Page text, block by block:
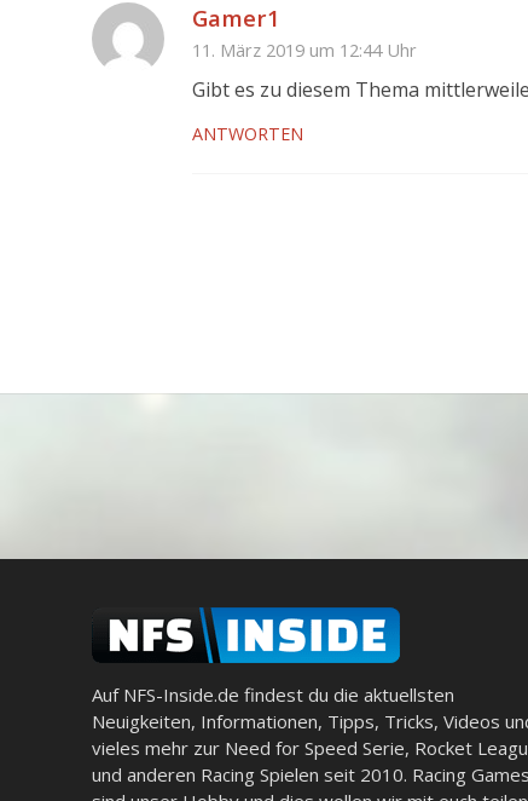
Gamer1
11. März 2019 um 12:44 Uhr
Gibt es zu diesem Thema
ANTWORTEN
Auf NFS-Inside.de findest du die aktuellsten
Neuigkeiten, Informationen, Tipps, Tricks, Videos
vieles mehr zur Need for Speed Serie, Rocket
und anderen Racing Spielen seit 2010. Racing Games